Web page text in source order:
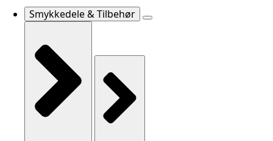
Smykkedele & Tilbehør